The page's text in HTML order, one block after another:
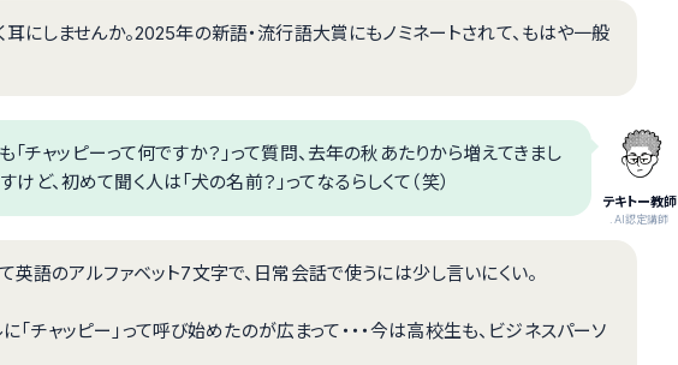
耳にしませんか。2025年の新語・流行語大賞にもノミネートされて、もはや一般
テキトー教師
.AI認定講師
「チャッピーって何ですか？」って質問、去年の秋あたりから増えてきまし
ど、初めて聞く人は「犬の名前？」ってなるらしくて（笑）
英語のアルファベット7文字で、日常会話で使うには少し言いにくい。
チャッピー」って呼び始めたのが広まって・・・今は高校生も、ビジネスパーソ